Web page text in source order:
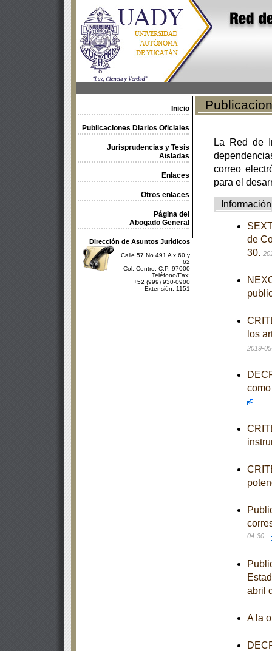
Inicio
Publicaciones Diarios Oficiales
Jurisprudencias y Tesis
Aisladas
Enlaces
Otros enlaces
Página del
Abogado General
Dirección de Asuntos Jurídicos
Calle 57 No 491 A x 60 y
62
Col. Centro, C.P. 97000
Teléfono/Fax:
+52 (999) 930-0900
Extensión: 1151
La Red de
correo
para el
Información
de
30.
los
2019-
04-30
abril
A la